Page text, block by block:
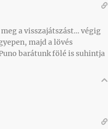
a visszajátszást… végig
majd a lövés
barátunk fölé is suhintja